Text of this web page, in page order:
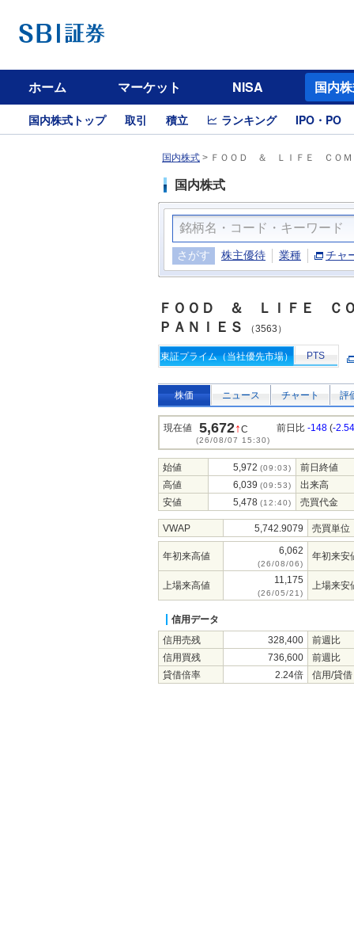
ホーム マーケット NISA 国内
国内株式トップ 取引 積立 ランキング IPO・PO
国内株式 > ＦＯＯＤ ＆ ＬＩＦＥ ＣＯＭ
国内株式
さがす 株主優待 業種 チャ
ＦＯＯＤ ＆ ＬＩＦＥ Ｃ
ＰＡＮＩＥＳ
（3563）
東証プライム（当社優先市場） PTS
株価 ニュース チャート 評
現在値 5,672↑C
(26/08/07 15:30)
前日比 -148 (-
始値 5,972 (09:03)
前日終値
高値
6,039 (09:53)
出来高
安値
5,478 (12:40) 売買代金
VWAP 5,742.9079 売買単位
年初来高値 6,062
(26/08/06)
年初来安
上場来高値 11,175
(26/05/21)
上場来安
信用データ
信用売残
328,400
前週比
信用買残
736,600
前週比
貸借倍率
2.24倍 信用/貸借